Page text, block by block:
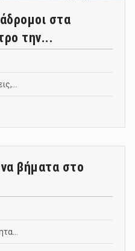
στα
την...
βήματα στο